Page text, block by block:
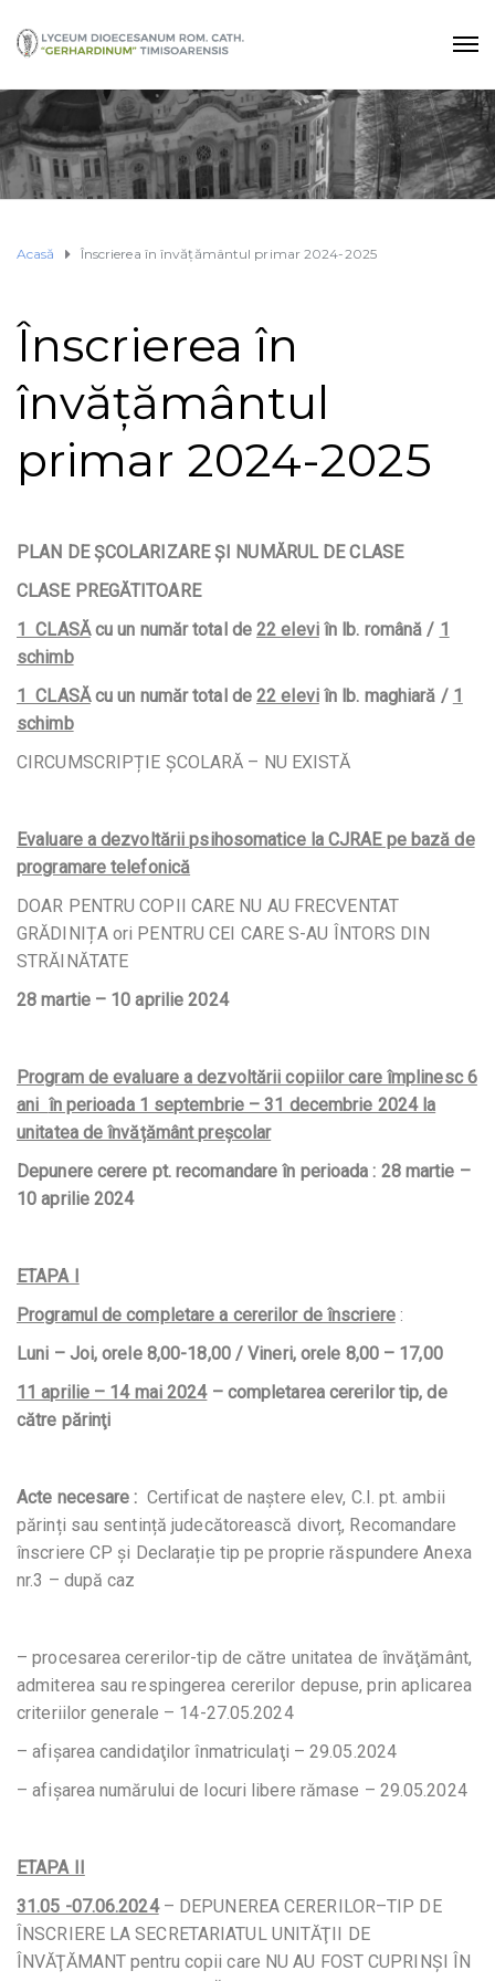
Acasă Înscrierea în învățământul primar 2024-2025
Înscrierea în
învățământul
primar 2024-2025
PLAN DE ŞCOLARIZARE ŞI NUMĂRUL DE CLASE
CLASE PREGĂTITOARE
1 CLASĂcu un număr total de22 elevi în lb. română / 1
schimb
1 CLASĂcu un număr total de22 elevi în lb. maghiară / 1
schimb
CIRCUMSCRIPȚIE ȘCOLARĂ – NU EXISTĂ
Evaluare a dezvoltării psihosomatice la CJRAE pe bază de
programare telefonică
DOAR PENTRU COPII CARE NU AU FRECVENTAT
GRĂDINIȚA ori PENTRU CEI CARE S-AU ÎNTORS DIN
STRĂINĂTATE
28 martie – 10 aprilie 2024
Program de evaluare a dezvoltării copiilor care împlinesc 6
ani în perioada 1 septembrie – 31 decembrie 2024 la
unitatea de învățământ preșcolar
Depunere cerere pt. recomandare în perioada : 28 martie –
10 aprilie 2024
ETAPA I
Programul de completare a cererilor de înscriere:
Luni – Joi, orele 8,00-18,00 / Vineri, orele 8,00 – 17,00
11 aprilie – 14 mai 2024– completarea cererilor tip, de
către părinţi
Acte necesare : Certificat de naștere elev, C.I. pt. ambii
părinți sau sentință judecătorească divorț, Recomandare
înscriere CP și Declarație tip pe proprie răspundere Anexa
nr.3 – după caz
– procesarea cererilor-tip de către unitatea de învăţământ,
admiterea sau respingerea cererilor depuse, prin aplicarea
criteriilor generale – 14-27.05.2024
– afişarea candidaţilor înmatriculaţi – 29.05.2024
– afişarea numărului de locuri libere rămase – 29.05.2024
ETAPA II
31.05 -07.06.2024– DEPUNEREA CERERILOR–TIP DE
ÎNSCRIERE LA SECRETARIATUL UNITĂŢII DE
ÎNVĂŢĂMANT pentru copii care NU AU FOST CUPRINȘI ÎN